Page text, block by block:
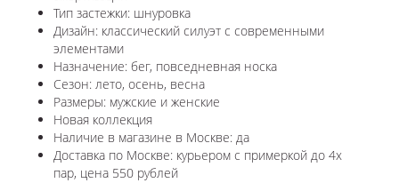
Тип застежки: шнуровка
Дизайн: классический силуэт с современными
элементами
Назначение: бег, повседневная носка
Сезон: лето, осень, весна
Размеры: мужские и женские
Новая коллекция
Наличие в магазине в Москве: да
Доставка по Москве: курьером с примеркой до 4х
пар, цена 550 рублей